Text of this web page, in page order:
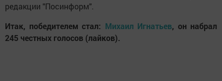
редакции "Посинформ".
Итак, победителем стал: Михаил Игнатьев, он набрал
245 честных голосов (лайков).